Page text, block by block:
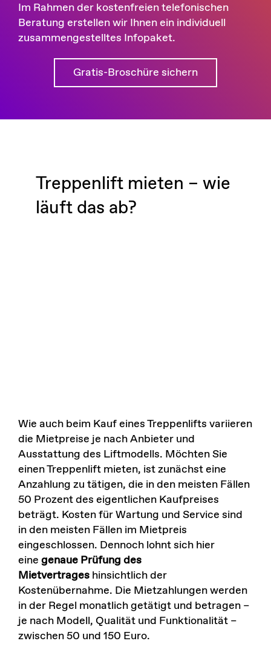
Im Rahmen der kostenfreien telefonischen
Beratung erstellen wir Ihnen ein individuell
zusammengestelltes Infopaket.
Gratis-Broschüre sichern
Treppenlift mieten – wie
läuft das ab?
Wie auch beim Kauf eines Treppenlifts variieren
die Mietpreise je nach Anbieter und
Ausstattung des Liftmodells. Möchten Sie
einen Treppenlift mieten, ist zunächst eine
Anzahlung zu tätigen, die in den meisten Fällen
50 Prozent des eigentlichen Kaufpreises
beträgt. Kosten für Wartung und Service sind
in den meisten Fällen im Mietpreis
eingeschlossen. Dennoch lohnt sich hier
eine genaue Prüfung des
Mietvertrageshinsichtlich der
Kostenübernahme. Die Mietzahlungen werden
in der Regel monatlich getätigt und betragen –
je nach Modell, Qualität und Funktionalität –
zwischen 50 und 150 Euro.